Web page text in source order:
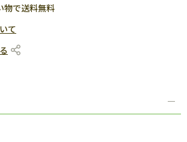
物で送料無料
て